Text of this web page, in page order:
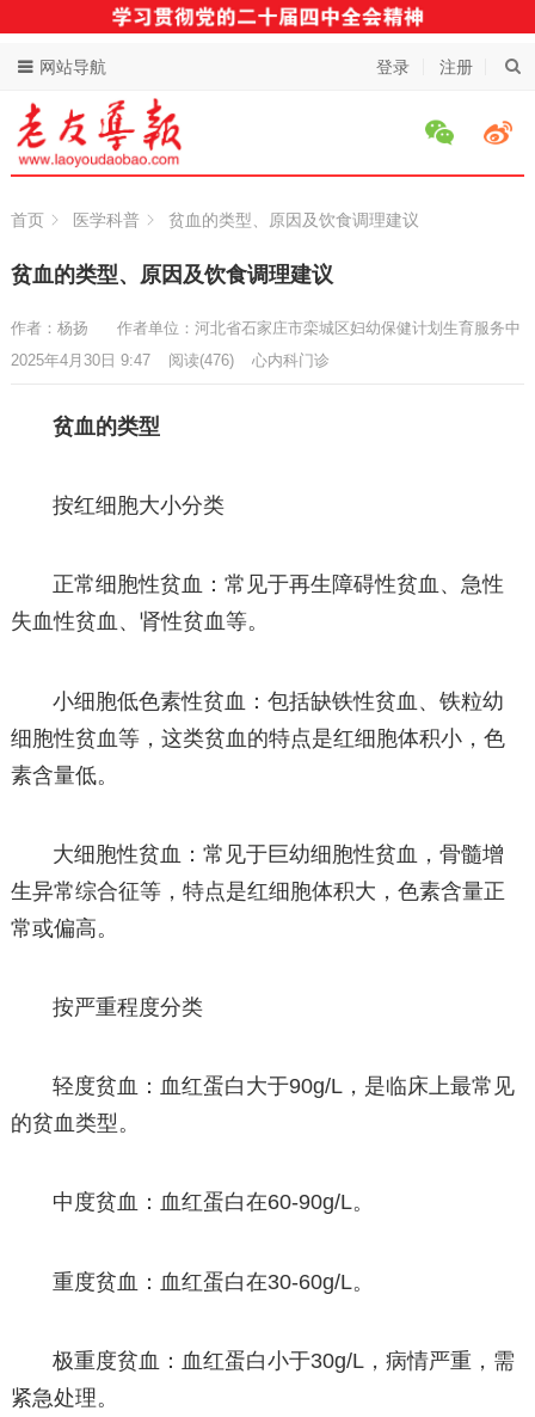
登录 注册
网站导航
首页 医学科普 贫血的类型、原因及饮食调理建议
贫血的类型、原因及饮食调理建议
作者：杨扬
作者单位：河北省石家庄市栾城区妇幼保健计划生育服务中
心内科门诊
2025年4月30日 9:47 阅读(476)
贫血的类型
按红细胞大小分类
正常细胞性贫血：常见于再生障碍性贫血、急性
失血性贫血、肾性贫血等。
小细胞低色素性贫血：包括缺铁性贫血、铁粒幼
细胞性贫血等，这类贫血的特点是红细胞体积小，色
素含量低。
大细胞性贫血：常见于巨幼细胞性贫血，骨髓增
生异常综合征等，特点是红细胞体积大，色素含量正
常或偏高。
按严重程度分类
轻度贫血：血红蛋白大于90g/L，是临床上最常见
的贫血类型。
中度贫血：血红蛋白在60-90g/L。
重度贫血：血红蛋白在30-60g/L。
极重度贫血：血红蛋白小于30g/L，病情严重，需
紧急处理。